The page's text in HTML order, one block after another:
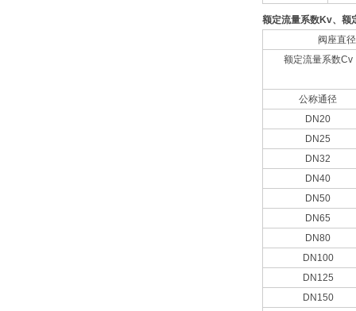
额定流量系数Kv、额
阀座直
额定流量系数Cv
公称通径
DN20
DN25
DN32
DN40
DN50
DN65
DN80
DN100
DN125
DN150